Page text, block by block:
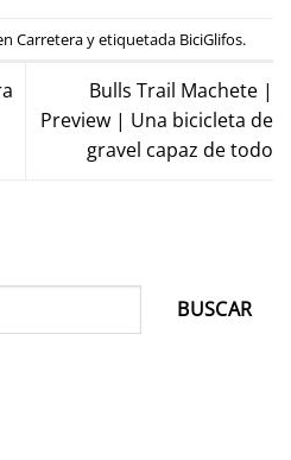
Carreteray etiquetada BiciGlifos.
Bulls Trail Machete |
Preview | Una bicicleta de
gravel capaz de todo
BUSCAR